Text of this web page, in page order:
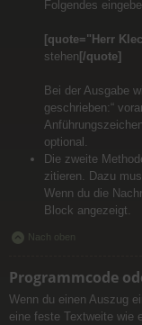
Folgendes
[quote="Herr
stehen [/quote]
Bei der Ausgabe
geschrieben:“
optional.
Die zweite
zitieren. Dazu
Wenn du die
Block angezeigt.
Nach oben
Programmcode
Wenn du einen Auszug
eine feste Textweite wie